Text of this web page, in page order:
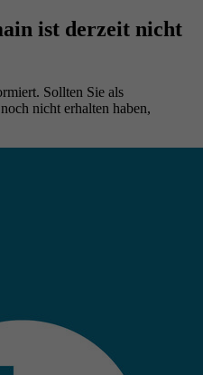
ist derzeit nicht
Sollten Sie als
nicht erhalten haben,